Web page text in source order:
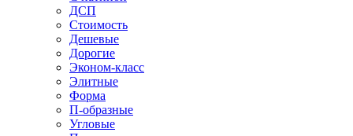
ДСП
Стоимость
Дешевые
Дорогие
Эконом-класс
Элитные
Форма
П-образные
Угловые